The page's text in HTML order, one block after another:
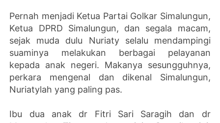
Pernah menjadi Ketua Partai Golkar Simalungun,
Ketua DPRD Simalungun, dan segala macam,
sejak muda dulu Nuriaty selalu mendampingi
suaminya melakukan berbagai pelayanan
kepada anak negeri. Makanya sesungguhnya,
perkara mengenal dan dikenal Simalungun,
Nuriatylah yang paling pas.
Ibu dua anak dr Fitri Sari Saragih dan dr